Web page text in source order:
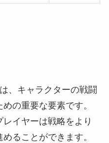
、キャラクターの戦闘
の重要な要素です。
イヤーは戦略をより
ることができます。